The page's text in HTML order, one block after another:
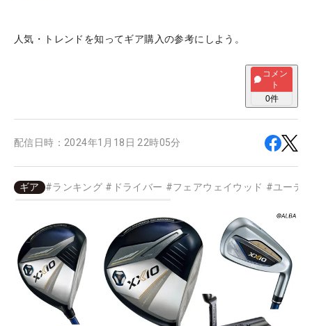
人気・トレンドを知ってギア購入の参考にしよう。
コメン
ト
0件
配信日時： 2024年1月18日 22時05分
ギア #ランキング # ドライバー #フェアウェイウッド #ユーテ